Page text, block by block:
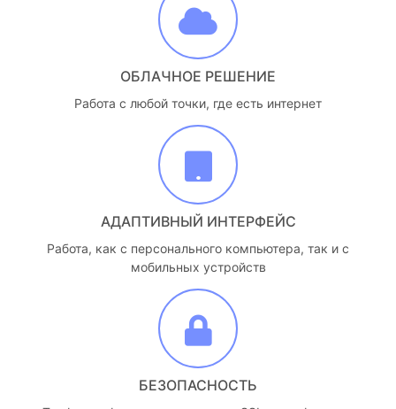
ОБЛАЧНОЕ РЕШЕНИЕ
Работа с любой точки, где есть интернет
АДАПТИВНЫЙ ИНТЕРФЕЙС
Работа, как с персонального компьютера, так и с
мобильных устройств
БЕЗОПАСНОСТЬ